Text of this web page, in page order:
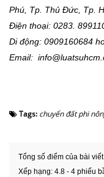
Phú, Tp. Thủ Đức, Tp.
Điện thoại: 0283.
Di động: 0909160684
Email:
Tags: chuyển đất phi
Tổng số điểm của bài
Xếp hạng: 4.8 - 4 phiếu